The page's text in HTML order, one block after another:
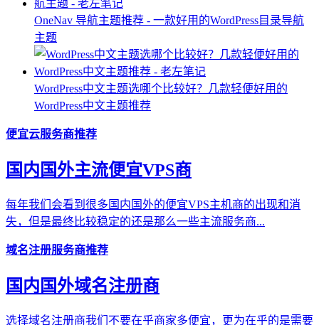
OneNav 导航主题推荐 - 一款好用的WordPress目录导航
主题
WordPress中文主题选哪个比较好？几款轻便好用的
WordPress中文主题推荐
便宜云服务商推荐
国内国外主流便宜VPS商
每年我们会看到很多国内国外的便宜VPS主机商的出现和消
失，但是最终比较稳定的还是那么一些主流服务商...
域名注册服务商推荐
国内国外域名注册商
选择域名注册商我们不要在乎商家多便宜，更为在乎的是需要